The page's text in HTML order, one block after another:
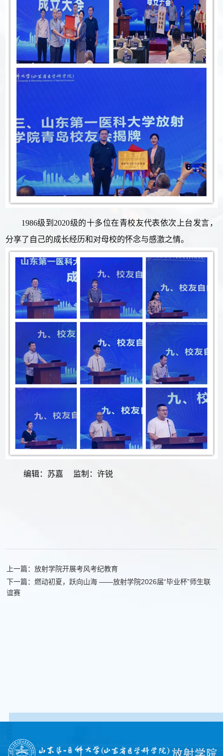
1986级到2020级的十多位在青校友代表依次上台发言，
分享了自己的成长经历和对母校的怀念与感激之情。
编辑：苏嘉 监制：许锐
上一篇：放射学院开展考风考纪教育
下一篇：燃动初夏，跃向山海 ——放射学院2026届“毕业杯”师生联
谊赛